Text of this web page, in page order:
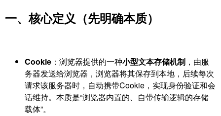
一、核心定义（先明确本质）
Cookie ：浏览器提供的一种小型文本存储机制 ，由服
务器发送给浏览器，浏览器将其保存到本地，后续每次
请求该服务器时，自动携带Cookie，实现身份验证和会
话维持。本质是“浏览器内置的、自带传输逻辑的存储
载体”。